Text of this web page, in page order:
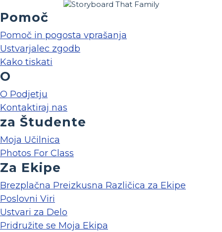
Pomoč
Pomoč in pogosta vprašanja
Ustvarjalec zgodb
Kako tiskati
O
O Podjetju
Kontaktiraj nas
za Študente
Moja Učilnica
Photos For Class
Za Ekipe
Brezplačna Preizkusna Različica za Ekipe
Poslovni Viri
Ustvari za Delo
Pridružite se Moja Ekipa